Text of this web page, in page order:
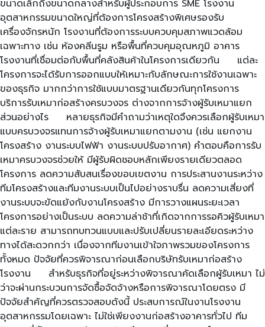
ขนาดเล็กถึงขนาดกลางสำหรับผู้ประกอบการ SME โรงงาน
อุตสาหกรรมขนาดใหญ่ที่ต้องการโครงสร้างพิเศษรองรับ
เครื่องจักรหนัก โรงงานที่ต้องการระบบควบคุมสภาพแวดล้อม
เฉพาะทาง เช่น ห้องคลีนรูม หรือพื้นที่ควบคุมอุณหภูมิ อาคาร
โรงงานที่เชื่อมต่อกับพื้นที่คลังสินค้าในโครงการเดียวกัน แต่ละ
โครงการจะได้รับการออกแบบให้เหมาะกับลักษณะการใช้งานเฉพาะ
ของธุรกิจ มากกว่าการใช้แบบมาตรฐานเดียวกันทุกโครงการ
บริการรับเหมาก่อสร้างครบวงจร ต่างจากการจ้างผู้รับเหมาแยก
ส่วนอย่างไร หลายธุรกิจมีคำถามว่าเหตุใดจึงควรเลือกผู้รับเหมา
แบบครบวงจรแทนการจ้างผู้รับเหมาแยกตามงาน (เช่น แยกงาน
โครงสร้าง งานระบบไฟฟ้า งานระบบปรับอากาศ) คำตอบคือการรับ
เหมาครบวงจรช่วยให้ มีผู้รับผิดชอบหลักเพียงรายเดียวตลอด
โครงการ ลดความสับสนเรื่องขอบเขตงาน การประสานงานระหว่าง
ทีมโครงสร้างและทีมงานระบบเป็นไปอย่างราบรื่น ลดความเสี่ยงที่
งานระบบจะขัดแย้งกับงานโครงสร้าง มีการวางแผนระยะเวลา
โครงการอย่างเป็นระบบ ลดความล่าช้าที่เกิดจากการรอคิวผู้รับเหมา
แต่ละราย สามารถทบทวนแบบและปรับเปลี่ยนรายละเอียดระหว่าง
ทางได้สะดวกกว่า เนื่องจากทีมงานเข้าใจภาพรวมของโครงการ
ทั้งหมด ปัจจัยที่ควรพิจารณาก่อนเลือกบริษัทรับเหมาก่อสร้าง
โรงงาน สำหรับธุรกิจที่อยู่ระหว่างพิจารณาคัดเลือกผู้รับเหมา ไม่
ว่าจะผ่านกระบวนการจัดซื้อจัดจ้างหรือการพิจารณาโดยตรง มี
ปัจจัยสำคัญที่ควรตรวจสอบดังนี้ ประสบการณ์ในงานโรงงาน
อุตสาหกรรมโดยเฉพาะ ไม่ใช่เพียงงานก่อสร้างอาคารทั่วไป ทีม